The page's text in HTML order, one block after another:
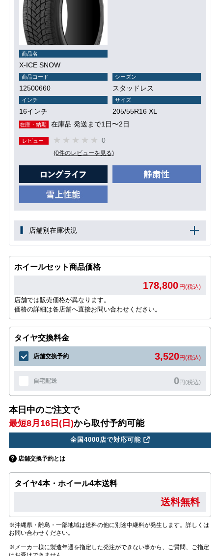
商品名
X-ICE SNOW
商品コード
12500660
シーズン
スタッドレス
インチ
16インチ
サイズ
205/55R16 XL
在庫・納期 在庫品 発送まで1日〜2日
レビュー 0
(0件のレビューを見る)
店舗別在庫状況
ホイールセット商品価格
178,800 円(税込)
店舗では販売価格が異なります。
価格の詳細は各店舗へ直接お問い合わせください。
タイヤ交換料金
店舗交換予約 3,520円(税込)
自宅配送 0円(税込)
本日中のご注文で
最短8月16日(日)から取付予約可能
全国4000店で対応可能
店舗交換予約とは
タイヤ4本・ホイール4本送料
送料無料
※沖縄県・離島・一部地域は送料の他に別途中継料が発生します。詳しくは
お問い合わせください。
※メーカー様に製造年週を指定した発注ができない事から、ご質問、ご指定